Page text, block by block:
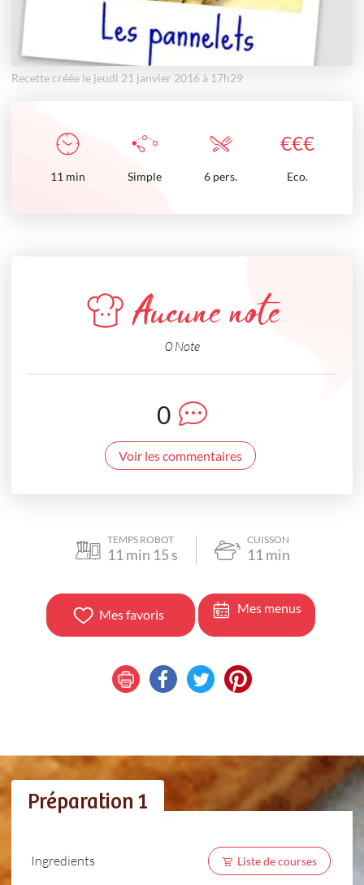
Recette créée le jeudi 21 janvier 2016 à 17h29
€€€
11 min Simple 6 pers. Eco.
Aucune note
0 Note
0
Voir les commentaires
TEMPS ROBOT
11 min 15 s
CUISSON
11 min
Mes favoris Mes menus
Préparation 1
Ingredients Liste de courses